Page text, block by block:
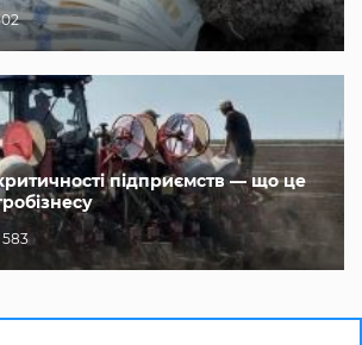
підприємств — що це
583